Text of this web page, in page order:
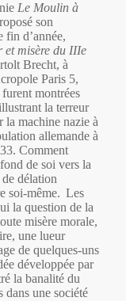
Le Moulin à
son
fin d’année,
et misère du IIIe
Brecht, à
Paris 5,
montrées
la terreur
la machine nazie à
allemande à
Comment
de soi vers la
délation
soi-même. Les
la question de la
misère morale,
une lueur
de quelques-uns
développée par
la banalité du
dans une société